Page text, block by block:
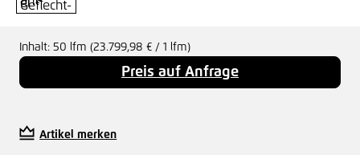
Inhalt: 50 lfm (23.799,98 € / 1 lfm)
Preis auf Anfrage
Artikel merken